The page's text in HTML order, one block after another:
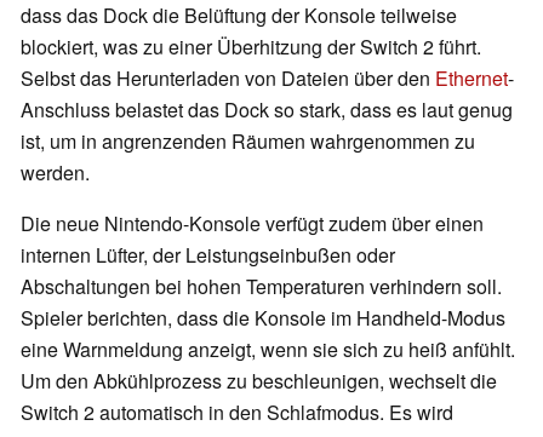
dass das Dock die Belüftung der Konsole teilweise
blockiert, was zu einer Überhitzung der Switch 2 führt.
Selbst das Herunterladen von Dateien über den Ethernet-
Anschluss belastet das Dock so stark, dass es laut genug
ist, um in angrenzenden Räumen wahrgenommen zu
werden.
Die neue Nintendo-Konsole verfügt zudem über einen
internen Lüfter, der Leistungseinbußen oder
Abschaltungen bei hohen Temperaturen verhindern soll.
Spieler berichten, dass die Konsole im Handheld-Modus
eine Warnmeldung anzeigt, wenn sie sich zu heiß anfühlt.
Um den Abkühlprozess zu beschleunigen, wechselt die
Switch 2 automatisch in den Schlafmodus. Es wird